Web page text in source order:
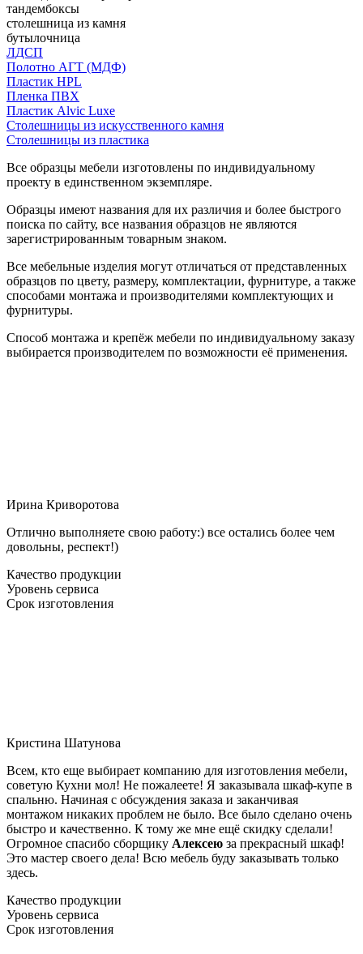
тандембоксы
столешница из камня
бутылочница
ЛДСП
Полотно АГТ (МДФ)
Пластик HPL
Пленка ПВХ
Пластик Alvic Luxe
Столешницы из искусственного камня
Столешницы из пластика
Все образцы мебели изготовлены по индивидуальному
проекту в единственном экземпляре.
Образцы имеют названия для их различия и более быстрого
поиска по сайту, все названия образцов не являются
зарегистрированным товарным знаком.
Все мебельные изделия могут отличаться от представленных
образцов по цвету, размеру, комплектации, фурнитуре, а также
способами монтажа и производителями комплектующих и
фурнитуры.
Способ монтажа и крепёж мебели по индивидуальному заказу
выбирается производителем по возможности её применения.
Ирина Криворотова
Отлично выполняете свою работу:) все остались более чем
довольны, респект!)
Качество продукции
Уровень сервиса
Срок изготовления
Кристина Шатунова
Всем, кто еще выбирает компанию для изготовления мебели,
советую Кухни мол! Не пожалеете! Я заказывала шкаф-купе в
спальню. Начиная с обсуждения заказа и заканчивая
монтажом никаких проблем не было. Все было сделано очень
быстро и качественно. К тому же мне ещё скидку сделали!
Огромное спасибо сборщику Алексею за прекрасный шкаф!
Это мастер своего дела! Всю мебель буду заказывать только
здесь.
Качество продукции
Уровень сервиса
Срок изготовления